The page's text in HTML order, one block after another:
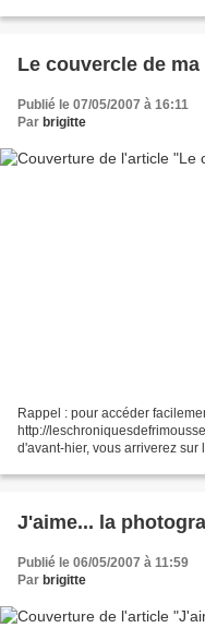
Le couvercle de
Publié le 07/05/2007 à 16:11
Par brigitte
Rappel : pour accéder
http://
d'avant-hier, vous arriverez
J'aime... la
Publié le 06/05/2007 à 11:59
Par brigitte